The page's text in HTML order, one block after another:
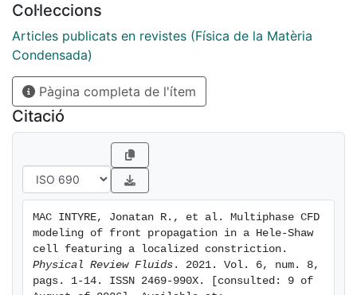
decreasing contact angle. The present CFD
implementation for a single mesa defect provides
insight into a wide number of practical applications.
Col·leccions
Articles publicats en revistes (Física de la Matèria
Condensada)
Pàgina completa de l'ítem
Citació
MAC INTYRE, Jonatan R., et al. Multiphase CFD
modeling of front propagation in a Hele-Shaw
Physical Review Fluids . 2021. Vol. 6, num. 8,
pags. 1-14. ISSN 2469-990X. [consulted: 9 of